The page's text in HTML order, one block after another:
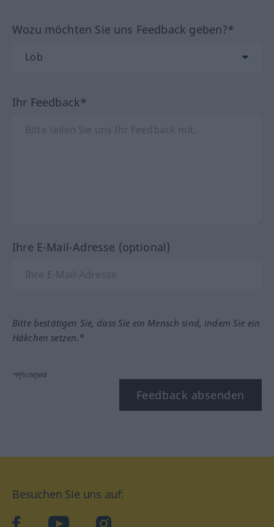
Wozu möchten Sie uns Feedback geben?*
Ihr Feedback*
Ihre E-Mail-Adresse (optional)
Bitte bestätigen Sie, dass Sie ein Mensch sind, indem Sie ein
Häkchen setzen.*
*Pflichtfeld
Feedback absenden
Besuchen Sie uns auf:
facebookYouTube Instagram